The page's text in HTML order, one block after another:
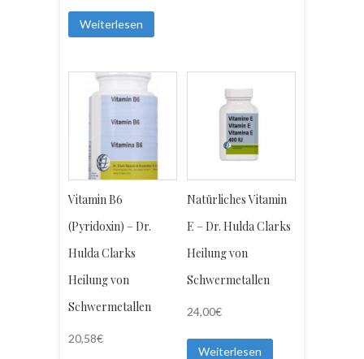
Weiterlesen
Vitamin B6
(Pyridoxin) – Dr.
Hulda Clarks
Heilung von
Schwermetallen
20,58€
Natürliches Vitamin
E – Dr. Hulda Clarks
Heilung von
Schwermetallen
24,00€
Weiterlesen